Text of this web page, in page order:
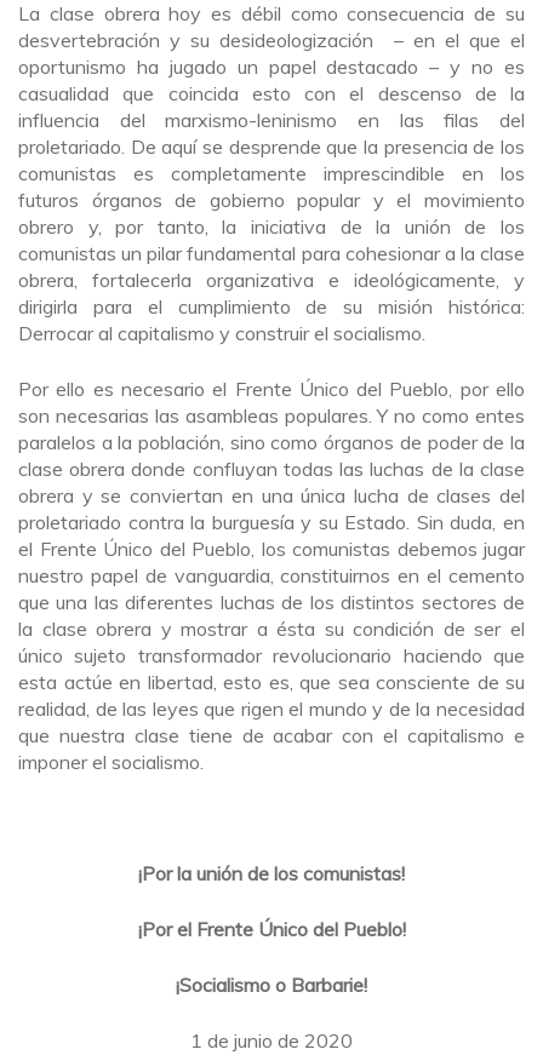
La clase obrera hoy es débil como consecuencia de su
desvertebración y su desideologización – en el que el
oportunismo ha jugado un papel destacado – y no es
casualidad que coincida esto con el descenso de la
influencia del marxismo-leninismo en las filas del
proletariado. De aquí se desprende que la presencia de los
comunistas es completamente imprescindible en los
futuros órganos de gobierno popular y el movimiento
obrero y, por tanto, la iniciativa de la unión de los
comunistas un pilar fundamental para cohesionar a la clase
obrera, fortalecerla organizativa e ideológicamente, y
dirigirla para el cumplimiento de su misión histórica:
Derrocar al capitalismo y construir el socialismo.
Por ello es necesario el Frente Único del Pueblo, por ello
son necesarias las asambleas populares. Y no como entes
paralelos a la población, sino como órganos de poder de la
clase obrera donde confluyan todas las luchas de la clase
obrera y se conviertan en una única lucha de clases del
proletariado contra la burguesía y su Estado. Sin duda, en
el Frente Único del Pueblo, los comunistas debemos jugar
nuestro papel de vanguardia, constituirnos en el cemento
que una las diferentes luchas de los distintos sectores de
la clase obrera y mostrar a ésta su condición de ser el
único sujeto transformador revolucionario haciendo que
esta actúe en libertad, esto es, que sea consciente de su
realidad, de las leyes que rigen el mundo y de la necesidad
que nuestra clase tiene de acabar con el capitalismo e
imponer el socialismo.
¡Por la unión de los comunistas!
¡Por el Frente Único del Pueblo!
¡Socialismo o Barbarie!
1 de junio de 2020